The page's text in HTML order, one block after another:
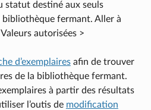
statut destiné aux seuls
bibliothèque fermant. Aller à
autorisées >
d’exemplairesafin de trouver
de la bibliothèque fermant.
à partir des résultats
l’outis de modification